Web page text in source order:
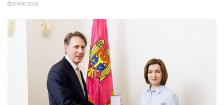
04.08.2026